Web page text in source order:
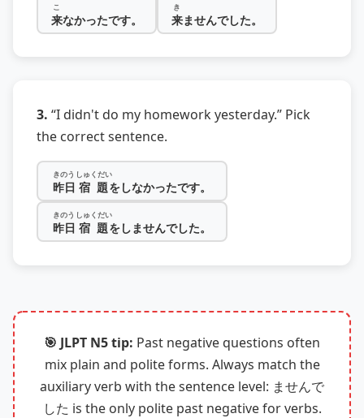
来
こ
なかったです。 来
き
ませんでした。
3. “I didn't do my homework yesterday.” Pick
the correct sentence.
昨日
きのう
宿題
しゅくだい
をしなかったです。
昨日
きのう
宿題
しゅくだい
をしませんでした。
🎯 JLPT N5 tip: Past negative questions often
mix plain and polite forms. Always match the
auxiliary verb with the sentence level: ませんで
した is the only polite past negative for verbs.